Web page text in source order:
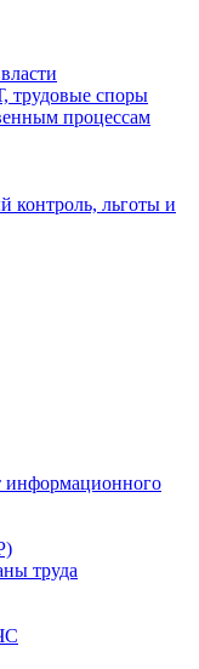
трудовые споры
процессам
контроль, льготы и
информационного
труда